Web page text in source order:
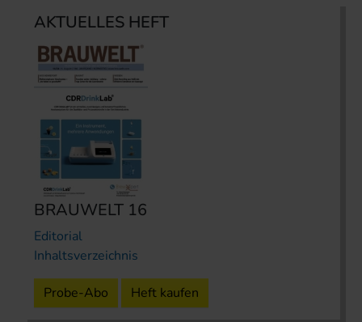
AKTUELLES HEFT
BRAUWELT 16
Editorial
Inhaltsverzeichnis
Probe-Abo Heft kaufen